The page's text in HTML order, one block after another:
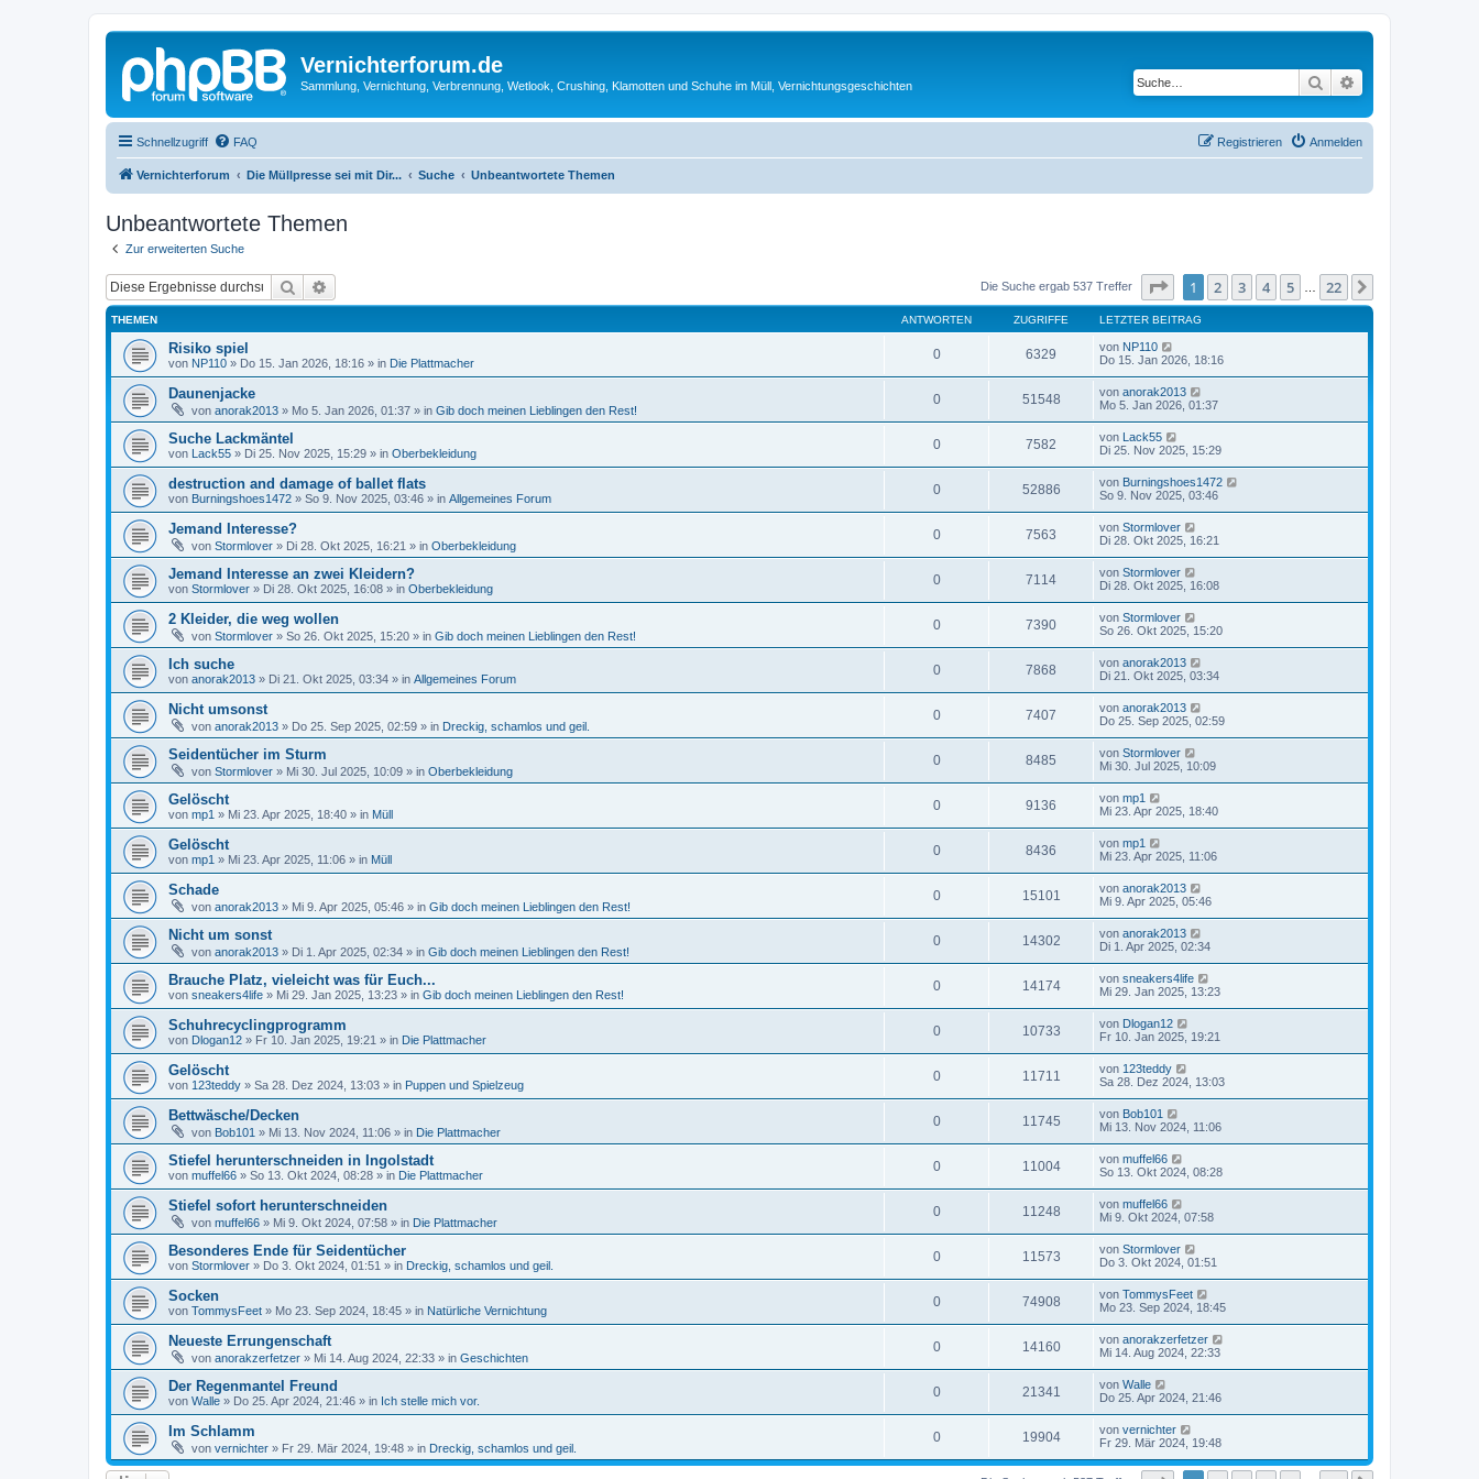
Vernichterforum.de
Sammlung, Vernichtung, Verbrennung, Wetlook, Crushing, Klamotten und Schuhe im Müll, Vernichtungsgeschichten Suche
Schnellzugriff FAQ Anmelden
Registrieren
Vernichterforum Die Müllpresse sei mit Dir... Suche Unbeantwortete Themen
Unbeantwortete Themen
Zur erweiterten Suche
Suche Die Suche ergab 537 Treffer Seite von22
1 2 3 4 5 22
THEMEN ANTWORTEN ZUGRIFFE LETZTER BEITRAG
Risiko spiel
von NP110 » Do 15. Jan 2026, 18:16 » in Die Plattmacher
0 6329 von NP110
Do 15. Jan 2026, 18:16
Daunenjacke
von anorak2013 » Mo 5. Jan 2026, 01:37 » in Gib doch meinen Lieblingen den Rest!
0 51548 von anorak2013
Mo 5. Jan 2026, 01:37
Suche Lackmäntel
von Lack55 » Di 25. Nov 2025, 15:29 » in Oberbekleidung
0 7582 von Lack55
Di 25. Nov 2025, 15:29
destruction and damage of ballet flats
von Burningshoes1472 » So 9. Nov 2025, 03:46 » in Allgemeines Forum
0 52886 von Burningshoes1472
So 9. Nov 2025, 03:46
Jemand Interesse?
von Stormlover » Di 28. Okt 2025, 16:21 » in Oberbekleidung
0 7563 von Stormlover
Di 28. Okt 2025, 16:21
Jemand Interesse an zwei Kleidern?
von Stormlover » Di 28. Okt 2025, 16:08 » in Oberbekleidung
0 7114 von Stormlover
Di 28. Okt 2025, 16:08
2 Kleider, die weg wollen
von Stormlover » So 26. Okt 2025, 15:20 » in Gib doch meinen Lieblingen den Rest!
0 7390 von Stormlover
So 26. Okt 2025, 15:20
Ich suche
von anorak2013 » Di 21. Okt 2025, 03:34 » in Allgemeines Forum
0 7868 von anorak2013
Di 21. Okt 2025, 03:34
Nicht umsonst
von anorak2013 » Do 25. Sep 2025, 02:59 » in Dreckig, schamlos und geil.
0 7407 von anorak2013
Do 25. Sep 2025, 02:59
Seidentücher im Sturm
von Stormlover » Mi 30. Jul 2025, 10:09 » in Oberbekleidung
0 8485 von Stormlover
Mi 30. Jul 2025, 10:09
Gelöscht
von mp1 » Mi 23. Apr 2025, 18:40 » in Müll
0 9136 von mp1
Mi 23. Apr 2025, 18:40
Gelöscht
von mp1 » Mi 23. Apr 2025, 11:06 » in Müll
0 8436 von mp1
Mi 23. Apr 2025, 11:06
Schade
von anorak2013 » Mi 9. Apr 2025, 05:46 » in Gib doch meinen Lieblingen den Rest!
0 15101 von anorak2013
Mi 9. Apr 2025, 05:46
Nicht um sonst
von anorak2013 » Di 1. Apr 2025, 02:34 » in Gib doch meinen Lieblingen den Rest!
0 14302 von anorak2013
Di 1. Apr 2025, 02:34
Brauche Platz, vieleicht was für Euch...
von sneakers4life » Mi 29. Jan 2025, 13:23 » in Gib doch meinen Lieblingen den Rest!
0 14174 von sneakers4life
Mi 29. Jan 2025, 13:23
Schuhrecyclingprogramm
von Dlogan12 » Fr 10. Jan 2025, 19:21 » in Die Plattmacher
0 10733 von Dlogan12
Fr 10. Jan 2025, 19:21
Gelöscht
von 123teddy » Sa 28. Dez 2024, 13:03 » in Puppen und Spielzeug
0 11711 von 123teddy
Sa 28. Dez 2024, 13:03
Bettwäsche/Decken
von Bob101 » Mi 13. Nov 2024, 11:06 » in Die Plattmacher
0 11745 von Bob101
Mi 13. Nov 2024, 11:06
Stiefel herunterschneiden in Ingolstadt
von muffel66 » So 13. Okt 2024, 08:28 » in Die Plattmacher
0 11004 von muffel66
So 13. Okt 2024, 08:28
Stiefel sofort herunterschneiden
von muffel66 » Mi 9. Okt 2024, 07:58 » in Die Plattmacher
0 11248 von muffel66
Mi 9. Okt 2024, 07:58
Besonderes Ende für Seidentücher
von Stormlover » Do 3. Okt 2024, 01:51 » in Dreckig, schamlos und geil.
0 11573 von Stormlover
Do 3. Okt 2024, 01:51
Socken
von TommysFeet » Mo 23. Sep 2024, 18:45 » in Natürliche Vernichtung
0 74908 von TommysFeet
Mo 23. Sep 2024, 18:45
Neueste Errungenschaft
von anorakzerfetzer » Mi 14. Aug 2024, 22:33 » in Geschichten
0 14160 von anorakzerfetzer
Mi 14. Aug 2024, 22:33
Der Regenmantel Freund
von Walle » Do 25. Apr 2024, 21:46 » in Ich stelle mich vor.
0 21341 von Walle
Do 25. Apr 2024, 21:46
Im Schlamm
von vernichter » Fr 29. Mär 2024, 19:48 » in Dreckig, schamlos und geil.
0 19904 von vernichter
Fr 29. Mär 2024, 19:48